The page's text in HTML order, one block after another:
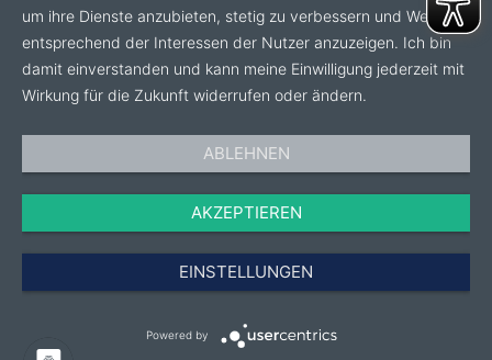
um ihre Dienste anzubieten, stetig zu verbessern und Werbung
entsprechend der Interessen der Nutzer anzuzeigen. Ich bin
damit einverstanden und kann meine Einwilligung jederzeit mit
Wirkung für die Zukunft widerrufen oder ändern.
ABLEHNEN
AKZEPTIEREN
EINSTELLUNGEN
Powered by